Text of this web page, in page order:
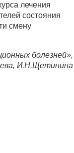
лечения
состояния
смену
болезней»,
И.Н.Щетинина